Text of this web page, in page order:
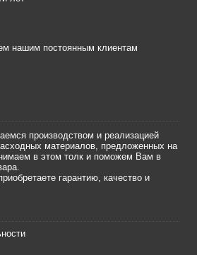
нашим постоянным клиентам
производством и реализацией
материалов, предложенных на
в этом толк и поможем Вам в
гарантию, качество и